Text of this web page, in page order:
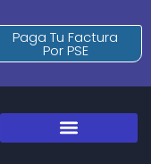
Paga Tu Factura
Por PSE